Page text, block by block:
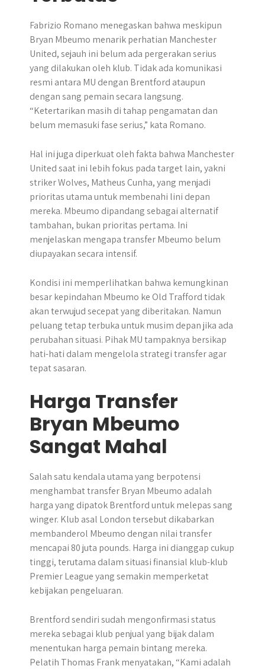
Fabrizio Romano menegaskan bahwa meskipun
Bryan Mbeumo menarik perhatian Manchester
United, sejauh ini belum ada pergerakan serius
yang dilakukan oleh klub. Tidak ada komunikasi
resmi antara MU dengan Brentford ataupun
dengan sang pemain secara langsung.
“Ketertarikan masih di tahap pengamatan dan
belum memasuki fase serius,” kata Romano.
Hal ini juga diperkuat oleh fakta bahwa Manchester
United saat ini lebih fokus pada target lain, yakni
striker Wolves, Matheus Cunha, yang menjadi
prioritas utama untuk membenahi lini depan
mereka. Mbeumo dipandang sebagai alternatif
tambahan, bukan prioritas pertama. Ini
menjelaskan mengapa transfer Mbeumo belum
diupayakan secara intensif.
Kondisi ini memperlihatkan bahwa kemungkinan
besar kepindahan Mbeumo ke Old Trafford tidak
akan terwujud secepat yang diberitakan. Namun
peluang tetap terbuka untuk musim depan jika ada
perubahan situasi. Pihak MU tampaknya bersikap
hati-hati dalam mengelola strategi transfer agar
tepat sasaran.
Harga Transfer
Bryan Mbeumo
Sangat Mahal
Salah satu kendala utama yang berpotensi
menghambat transfer Bryan Mbeumo adalah
harga yang dipatok Brentford untuk melepas sang
winger. Klub asal London tersebut dikabarkan
membanderol Mbeumo dengan nilai transfer
mencapai 80 juta pounds. Harga ini dianggap cukup
tinggi, terutama dalam situasi finansial klub-klub
Premier League yang semakin memperketat
kebijakan pengeluaran.
Brentford sendiri sudah mengonfirmasi status
mereka sebagai klub penjual yang bijak dalam
menentukan harga pemain bintang mereka.
Pelatih Thomas Frank menyatakan, “Kami adalah